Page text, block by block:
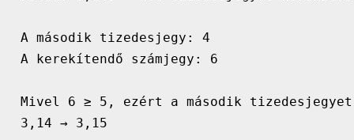
A második tizedesjegy: 4
A kerekítendő számjegy: 6
Mivel 6 ≥ 5, ezért a második
3,14 → 3,15